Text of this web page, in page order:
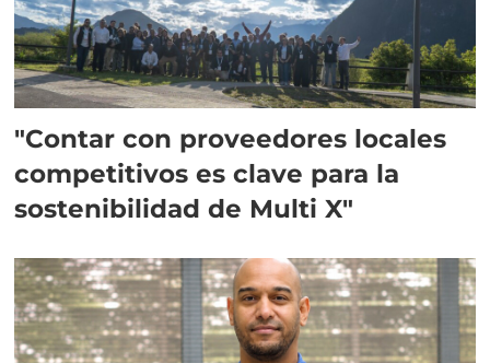
"Contar con proveedores locales
competitivos es clave para la
sostenibilidad de Multi X"